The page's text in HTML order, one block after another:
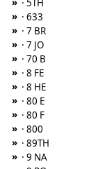
· 5TH
» · 633
» · 7 BR
» · 7 JO
» · 70 B
» · 8 FE
» · 8 HE
» · 80 E
» · 80 F
» · 800
» · 89TH
» · 9 NA